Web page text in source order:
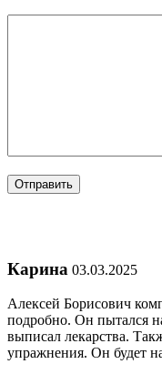
Карина 03.03.2025
Алексей Борисович
подробно. Он пытался
выписал лекарства.
упражнения. Он будет